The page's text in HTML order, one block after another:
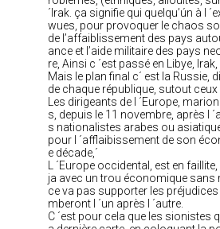
´Irak. ça signifie qui quelqu’ún à l
wues, pour provoquer le chaos
de l’affaiblissement des pays
ance et l’aide militaire des pays
re, Ainsi c ´est passé en Libye,
Mais le plan final c´ est la
de chaque république, sutout
Les dirigeants de l ´Europe,
s, depuis le 11 novembre, après l
s nationalistes arabes ou
pour l ´afflaibissement de son
e décade,´
L ´Europe occidental, est en
ja avec un trou économique sans
ce va pas supporter les
mberont l ´un après l ´autre.
C ´est pour cela que les sionistes